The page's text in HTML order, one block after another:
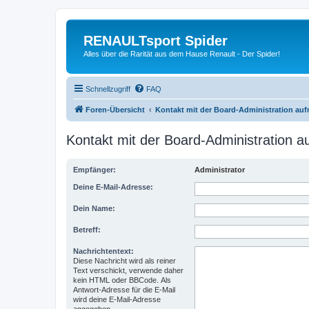
RENAULTsport Spider
Alles über die Rarität aus dem Hause Renault - Der Spider!
Schnellzugriff FAQ
Foren-Übersicht Kontakt mit der Board-Administration
Kontakt mit der Board-Administration
Empfänger: Administrator
Deine E-Mail-Adresse:
Dein Name:
Betreff:
Nachrichtentext:
Diese Nachricht wird als reiner
Text verschickt, verwende daher
kein HTML oder BBCode. Als
Antwort-Adresse für die E-Mail
wird deine E-Mail-Adresse